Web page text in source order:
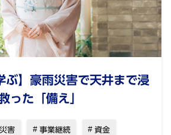
ぶ】豪雨災害で天井まで浸
った「備え」
害 事業継続 資金